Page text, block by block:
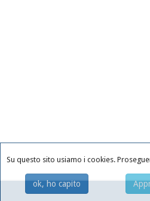
Su questo sito usiamo i cookies.
ok, ho capito